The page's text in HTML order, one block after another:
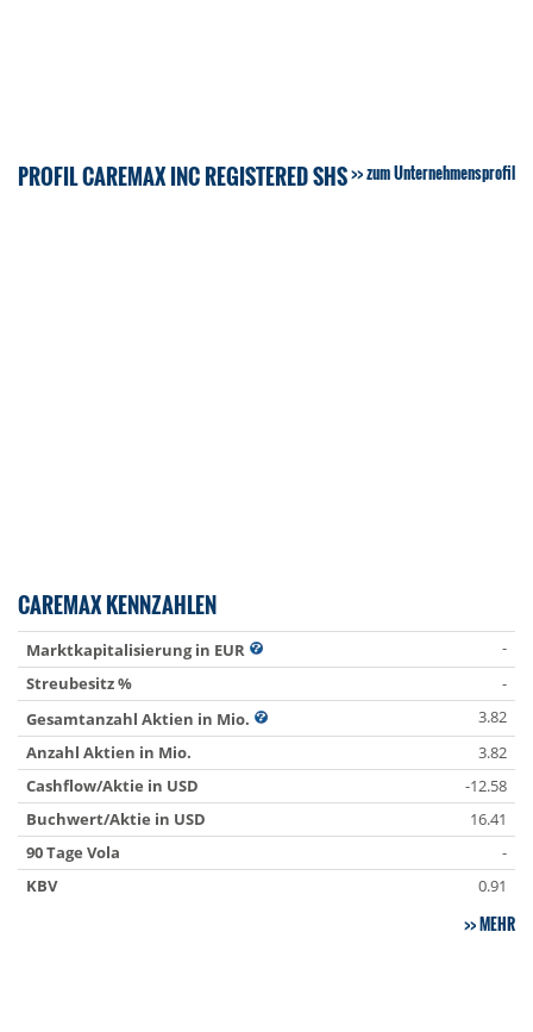
PROFIL CAREMAX INC REGISTERED SHS zum Unternehmensprofil
CAREMAX KENNZAHLEN
Marktkapitalisierung in EUR
-
Streubesitz %
-
Gesamtanzahl Aktien in Mio.
3.82
Anzahl Aktien in Mio.
3.82
Cashflow/Aktie in USD
-12.58
Buchwert/Aktie in USD
16.41
90 Tage Vola
-
KBV
0.91
MEHR